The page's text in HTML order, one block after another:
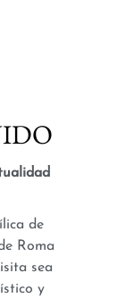
de
Roma
sea
y